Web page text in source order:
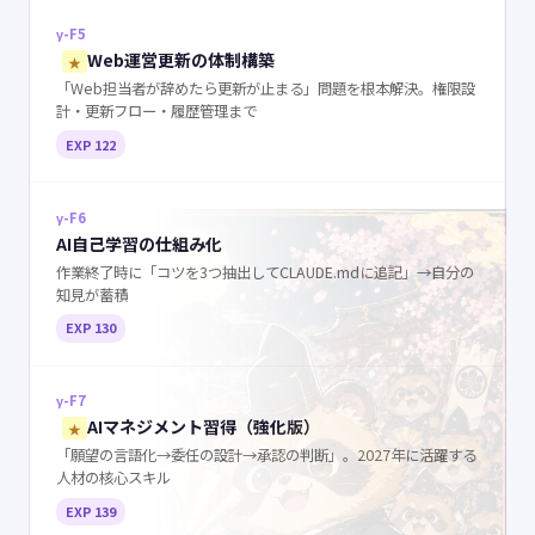
γ-F5
★ Web運営更新の体制構築
「Web担当者が辞めたら更新が止まる」問題を根本解決。権限設
計・更新フロー・履歴管理まで
EXP 122
γ-F6
AI自己学習の仕組み化
作業終了時に「コツを3つ抽出してCLAUDE.mdに追記」→自分の
知見が蓄積
EXP 130
γ-F7
★ AIマネジメント習得（強化版）
「願望の言語化→委任の設計→承認の判断」。2027年に活躍する
人材の核心スキル
EXP 139